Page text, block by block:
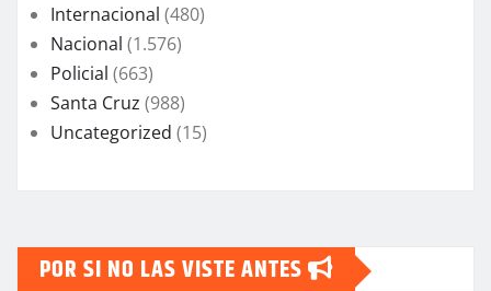
Internacional (480)
Nacional (1.576)
Policial (663)
Santa Cruz (988)
Uncategorized (15)
POR SI NO LAS VISTE ANTES